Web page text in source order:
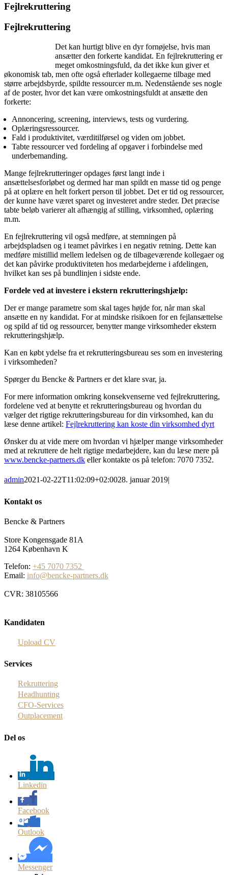
Fejlrekruttering
Fejlrekruttering
Det kan hurtigt blive en dyr fornøjelse, hvis man
ansætter den forkerte kandidat. En fejlrekruttering er
meget omkostningsfuld, da det ikke kun giver et
økonomisk tab, men ofte også efterlader kollegaerne tilbage med
større arbejdsbyrde, spildte ressourcer m.m. Nedenstående ses nogle
af de poster, hvor det kan være omkostningsfuldt at ansætte den
forkerte:
Annoncering, screening, interviews, tests og vurdering.
Oplæringsressourcer.
Fald i produktivitet, værditilførsel og viden om jobbet.
Tabte ressourcer ved fordeling af opgaver i forbindelse med
underbemanding.
Mange fejlrekrutteringer opdages først langt inde i
ansættelsesforløbet og dermed har man spildt en masse tid og penge
på at oplære en helt forkert person til jobbet. Det er tid og ressourcer,
der kunne have været sparet og investeret andre steder. Det præcise
tabte beløb varierer alt afhængig af stilling, virksomhed, oplæring
m.m.
En fejlrekruttering vil også medføre, at stemningen på
arbejdspladsen og i teamet påvirkes i en negativ retning. Dette kan
medføre mistillid mellem ledelsen og de tilbageværende kollegaer og
det kan påvirke produktiviteten hos medarbejderne i afdelingen,
hvilket kan ses på bundlinjen i sidste ende.
Fordele ved at investere i ekstern rekrutteringshjælp:
Der er mange parametre som skal tages højde for, når man skal
ansætte en ny kandidat. For at mindske risikoen for en fejlansættelse
og spild af tid og ressourcer, benytter mange virksomheder ekstern
rekrutteringshjælp.
Kan en købt ydelse fra et rekrutteringsbureau ses som en investering
i virksomheden?
Spørger du Bencke & Partners er det klare svar, ja.
For mere information omkring konsekvenserne ved fejlrekruttering,
fordelene ved at benytte et rekrutteringsbureau og hvordan du
vælger det rigtige rekrutteringsbureau for din virksomhed, kan du
læse denne artikel: Fejlrekruttering kan koste din virksomhed dyrt
Ønsker du at vide mere om hvordan vi hjælper mange virksomheder
med at rekruttere de helt rigtige medarbejdere, kan du læse mere på
www.bencke-partners.dk eller kontakte os på telefon: 7070 7352.
admin2021-02-22T11:02:09+02:0028. januar 2019|
Kontakt os
Bencke & Partners
Store Kongensgade 81A
1264 København K
Telefon: +45 7070 7352
Email: info@bencke-partners.dk
CVR: 38105566
Kandidaten
Upload CV
Services
Rekruttering
Headhunting
CFO-Services
Outplacement
Del os
Linkedin
Facebook
Outlook
Messenger